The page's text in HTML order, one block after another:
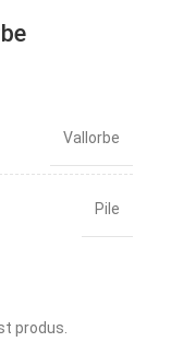
Vallorbe
Pile
produs.